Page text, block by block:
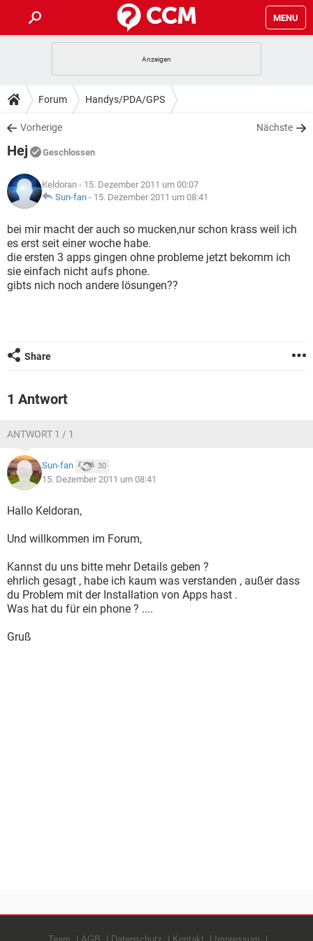
MENU
ANDROID IOS
WINDOWS 10
WHATSAPP
FACEBOOK
TIPPS & TRICKS
SPIELE STREAMING
WHATSAPP TIKTOK
FACEBOOK
DOWNLOADS
SPIELE
ANDROID
WINDOWS 10 INSTAGRAM
WHATSAPP
FACEBOOK
FORUM
SPIELE STREAMING
ANDROID
WINDOWS 10 INSTAGRAM
WHATSAPP TIKTOK
FACEBOOK HARDWARE
LEXIKON
SPIELE STREAMING
ANDROID
WINDOWS 10
Forum Handys/PDA/GPS
Vorherige Nächste
Hej Geschlossen
Keldoran - 15. Dezember 2011 um 00:07
Sun-fan - 15. Dezember 2011 um 08:41
bei mir macht der auch so mucken,nur schon krass weil ich
es erst seit einer woche habe.
die ersten 3 apps gingen ohne probleme jetzt bekomm ich
sie einfach nicht aufs phone.
gibts nich noch andere lösungen??
Share
1 Antwort
ANTWORT 1 / 1
Sun-fan 30
15. Dezember 2011 um 08:41
Hallo Keldoran,
Und willkommen im Forum,
Kannst du uns bitte mehr Details geben ?
ehrlich gesagt , habe ich kaum was verstanden , außer dass
du Problem mit der Installation von Apps hast .
Was hat du für ein phone ? ....
Gruß